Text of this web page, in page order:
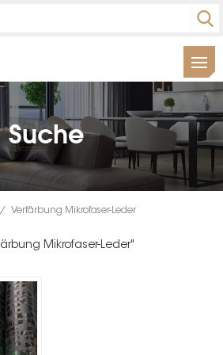
Suche
/ Verfärbung Mikrofaser-Leder
Mikrofaser-Leder"